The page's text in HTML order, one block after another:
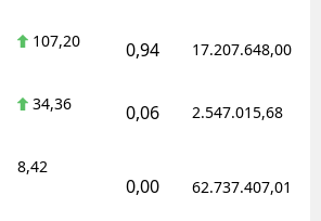
107,20 0,94 17.207.648,00
34,36 0,06 2.547.015,68
8,42
0,00 62.737.407,01